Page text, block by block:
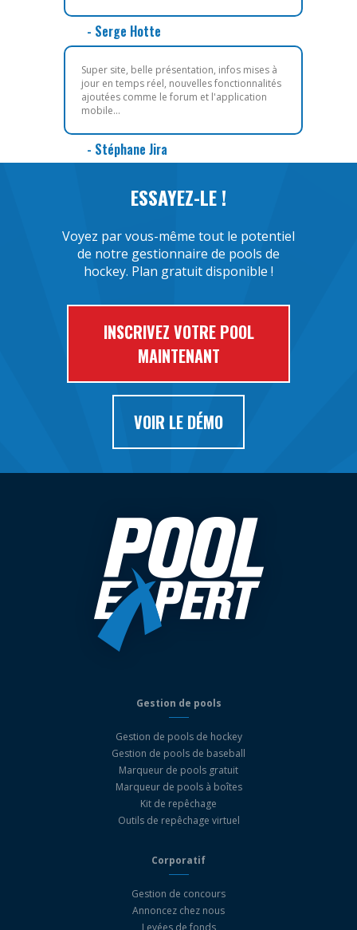
- Serge Hotte
Super site, belle présentation, infos mises à
jour en temps réel, nouvelles fonctionnalités
ajoutées comme le forum et l'application
mobile...
- Stéphane Jira
ESSAYEZ-LE !
Voyez par vous-même tout le potentiel
de notre gestionnaire de pools de
hockey. Plan gratuit disponible !
INSCRIVEZ VOTRE POOL
MAINTENANT
VOIR LE DÉMO
Gestion de pools
Gestion de pools de hockey
Gestion de pools de baseball
Marqueur de pools gratuit
Marqueur de pools à boîtes
Kit de repêchage
Outils de repêchage virtuel
Corporatif
Gestion de concours
Annoncez chez nous
Levées de fonds